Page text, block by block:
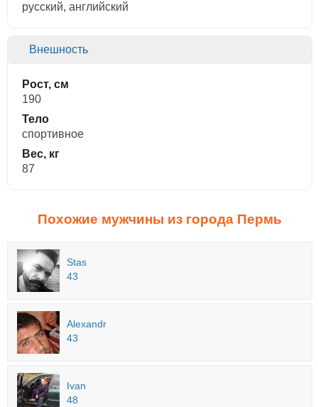
русский, английский
Внешность
Рост, см
190
Тело
спортивное
Вес, кг
87
Похожие мужчины из города Пермь
Stas
43
Alexandr
43
Ivan
48